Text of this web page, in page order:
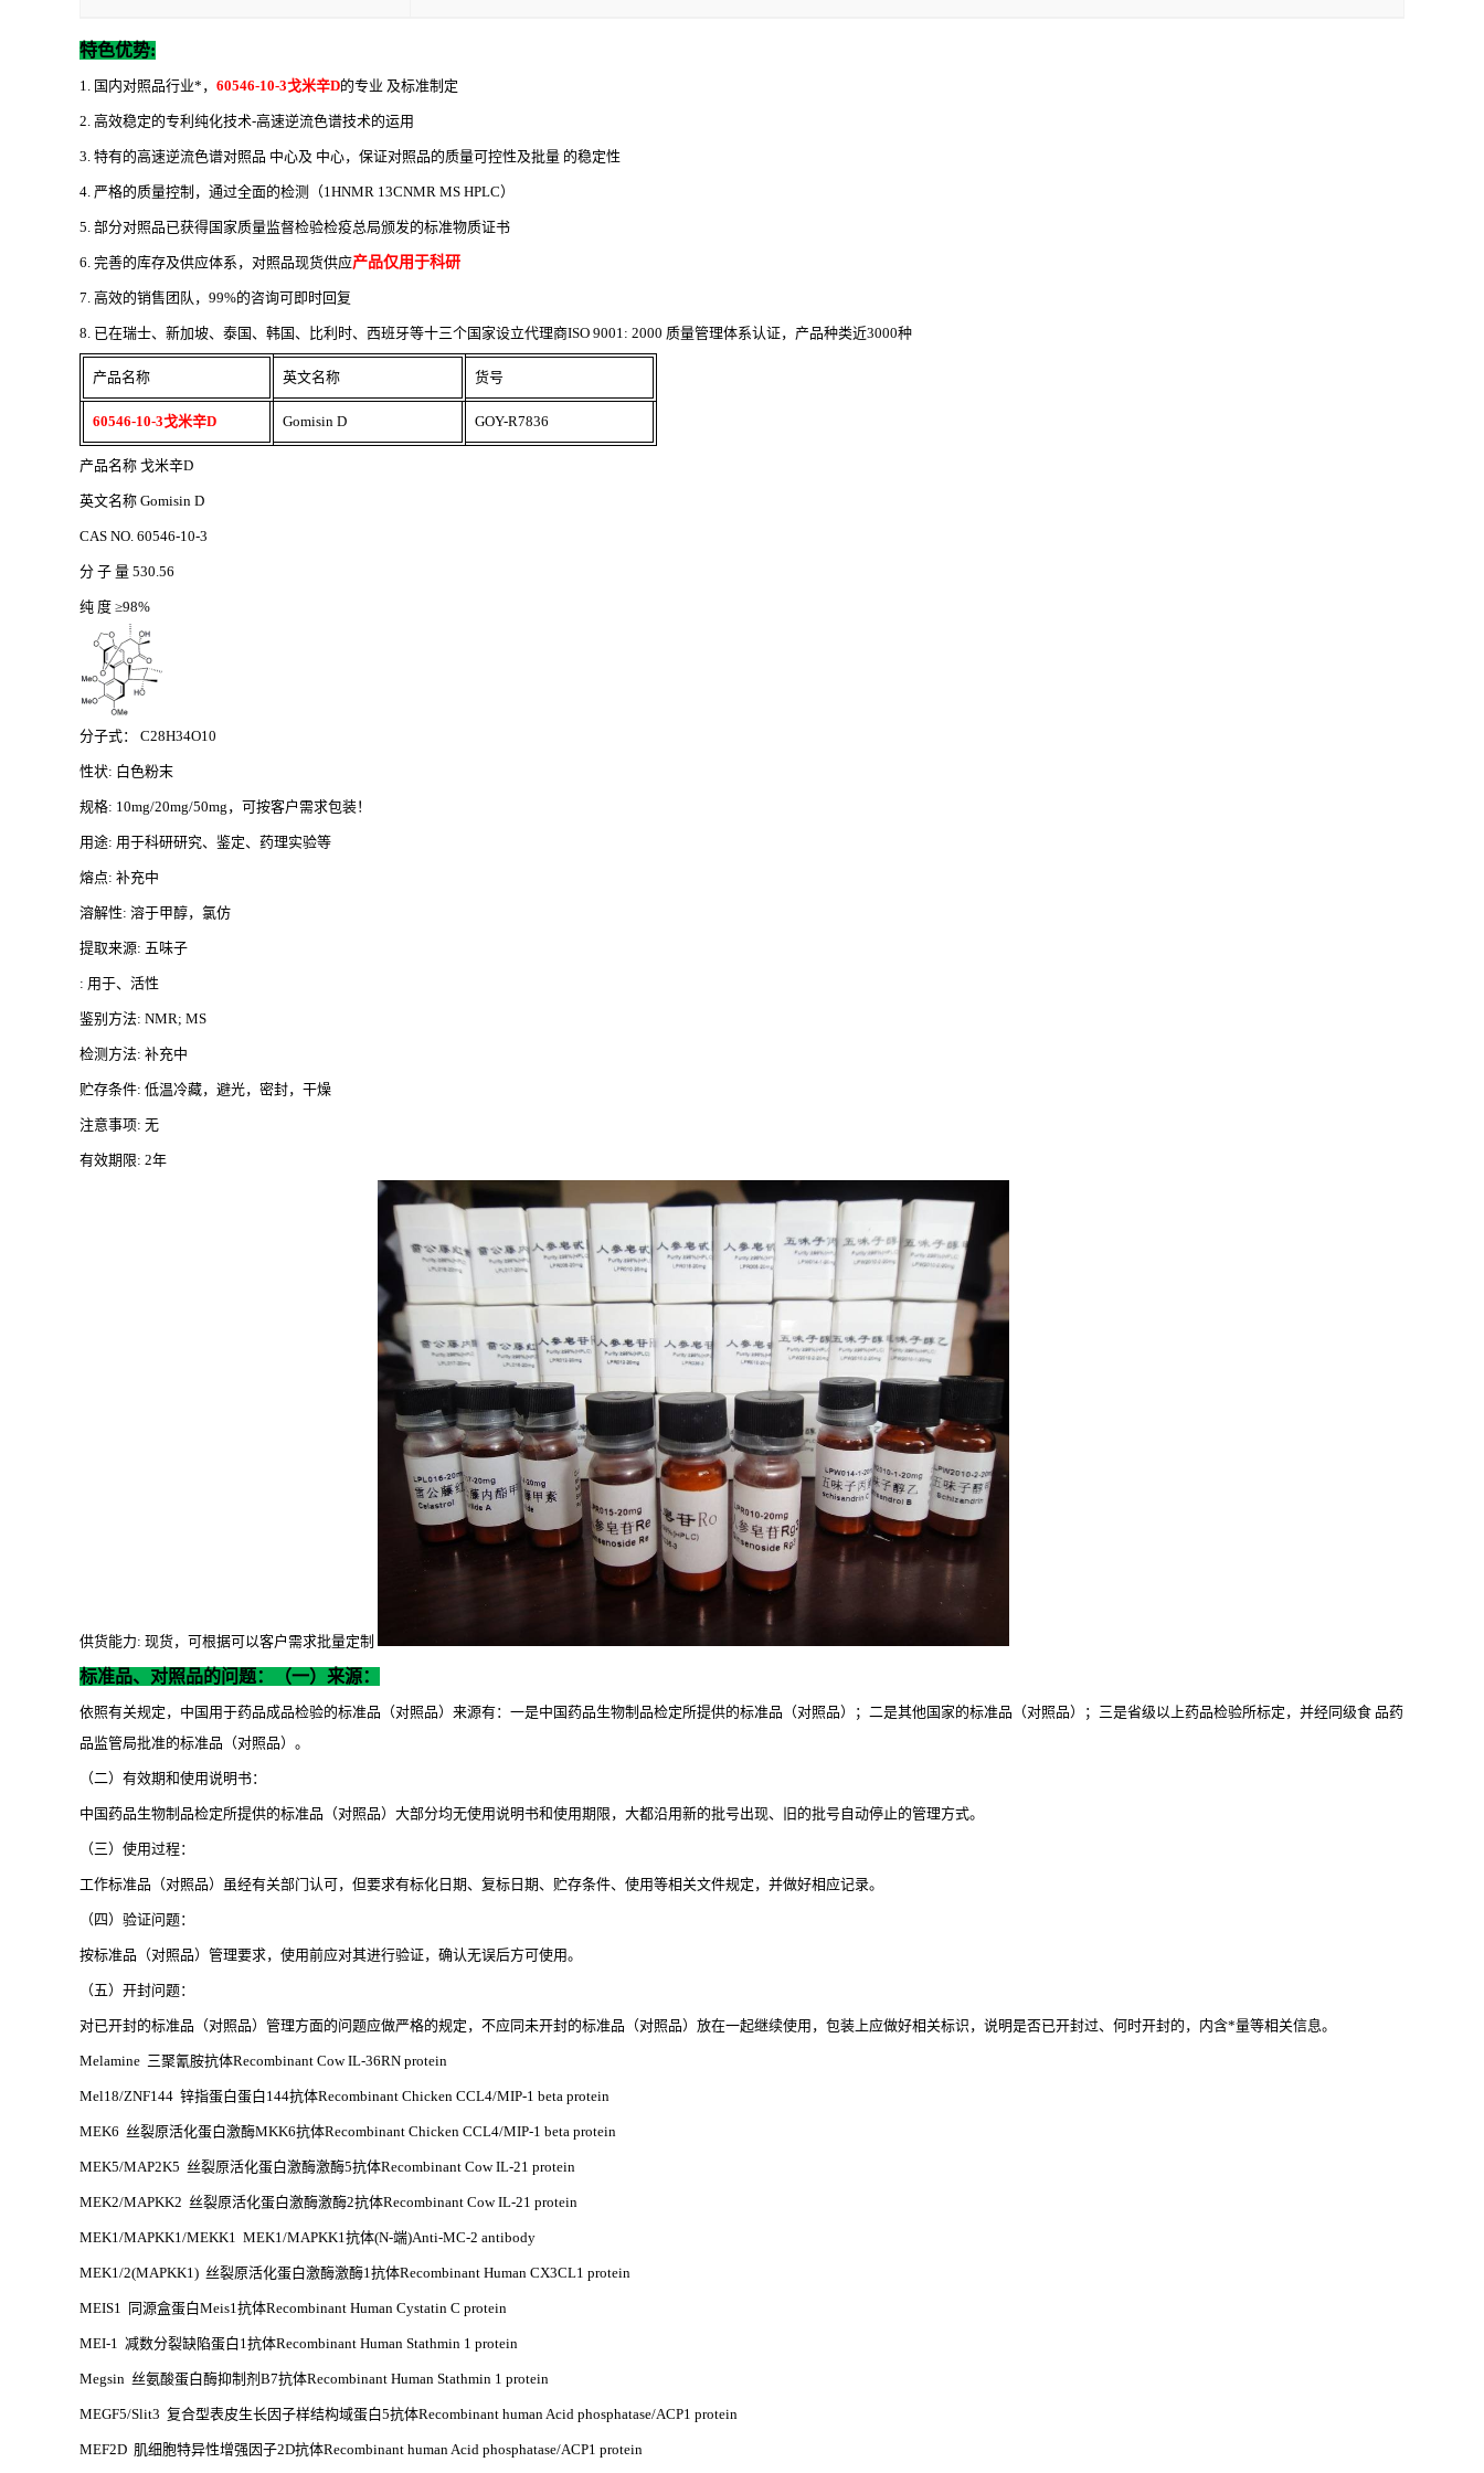
特色优势:
1. 国内对照品行业*， 60546-10-3戈米辛D的专业 及标准制定
2. 高效稳定的专利纯化技术-高速逆流色谱技术的运用
3. 特有的高速逆流色谱对照品 中心及 中心，保证对照品的质量可控性及批量 的稳定性
4. 严格的质量控制，通过全面的检测（1HNMR 13CNMR MS HPLC）
5. 部分对照品已获得国家质量监督检验检疫总局颁发的标准物质证书
6. 完善的库存及供应体系，对照品现货供应产品仅用于科研
7. 高效的销售团队，99%的咨询可即时回复
8. 已在瑞士、新加坡、泰国、韩国、比利时、西班牙等十三个国家设立代理商ISO 9001: 2000 质量管理体系认证，产品种类近3000种
产品名称 英文名称 货号
60546-10-3戈米辛D Gomisin D GOY-R7836
产品名称 戈米辛D
英文名称 Gomisin D
CAS NO. 60546-10-3
分 子 量 530.56
纯 度 ≥98%
分子式： C28H34O10
性状: 白色粉末
规格: 10mg/20mg/50mg，可按客户需求包装！
用途: 用于科研研究、鉴定、药理实验等
熔点: 补充中
溶解性: 溶于甲醇，氯仿
提取来源: 五味子
: 用于、活性
鉴别方法: NMR; MS
检测方法: 补充中
贮存条件: 低温冷藏，避光，密封，干燥
注意事项: 无
有效期限: 2年
供货能力: 现货，可根据可以客户需求批量定制
标准品、对照品的问题：（一）来源：
依照有关规定，中国用于药品成品检验的标准品（对照品）来源有：一是中国药品生物制品检定所提供的标准品（对照品）；二是其他国家的标准品（对照品）；三是省级以上药品检验所标定，并经同级食 品药
品监管局批准的标准品（对照品）。
（二）有效期和使用说明书：
中国药品生物制品检定所提供的标准品（对照品）大部分均无使用说明书和使用期限，大都沿用新的批号出现、旧的批号自动停止的管理方式。
（三）使用过程：
工作标准品（对照品）虽经有关部门认可，但要求有标化日期、复标日期、贮存条件、使用等相关文件规定，并做好相应记录。
（四）验证问题：
按标准品（对照品）管理要求，使用前应对其进行验证，确认无误后方可使用。
（五）开封问题：
对已开封的标准品（对照品）管理方面的问题应做严格的规定，不应同未开封的标准品（对照品）放在一起继续使用，包装上应做好相关标识，说明是否已开封过、何时开封的，内含*量等相关信息。
Melamine 三聚氰胺抗体Recombinant Cow IL-36RN protein
Mel18/ZNF144 锌指蛋白蛋白144抗体Recombinant Chicken CCL4/MIP-1 beta protein
MEK6 丝裂原活化蛋白激酶MKK6抗体Recombinant Chicken CCL4/MIP-1 beta protein
MEK5/MAP2K5 丝裂原活化蛋白激酶激酶5抗体Recombinant Cow IL-21 protein
MEK2/MAPKK2 丝裂原活化蛋白激酶激酶2抗体Recombinant Cow IL-21 protein
MEK1/MAPKK1/MEKK1 MEK1/MAPKK1抗体(N-端)Anti-MC-2 antibody
MEK1/2(MAPKK1) 丝裂原活化蛋白激酶激酶1抗体Recombinant Human CX3CL1 protein
MEIS1 同源盒蛋白Meis1抗体Recombinant Human Cystatin C protein
MEI-1 减数分裂缺陷蛋白1抗体Recombinant Human Stathmin 1 protein
Megsin 丝氨酸蛋白酶抑制剂B7抗体Recombinant Human Stathmin 1 protein
MEGF5/Slit3 复合型表皮生长因子样结构域蛋白5抗体Recombinant human Acid phosphatase/ACP1 protein
MEF2D 肌细胞特异性增强因子2D抗体Recombinant human Acid phosphatase/ACP1 protein